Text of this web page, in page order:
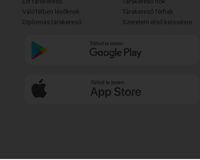
Válófélben lévőknek
Diplomás társkereső
Társkereső férfiak
Szerelem első keresésre